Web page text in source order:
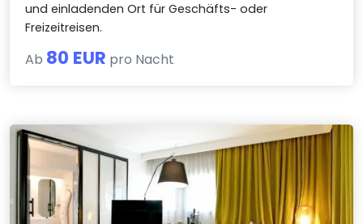
und einladenden Ort für Geschäfts- oder
Freizeitreisen.
Ab 80 EUR pro Nacht